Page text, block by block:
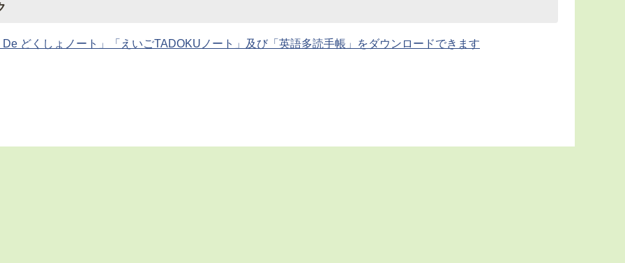
De どくしょノート」「えいごTADOKUノート」及び「英語多読手帳」をダウンロードできます